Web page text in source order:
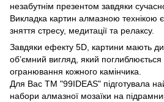
незабутнім презентом завдяки
Викладка картин алмазною технікою
зняття стресу, медитації та релаксу.
Завдяки ефекту 5D, картини мають
об’ємний вигляд, який
огранювання кожного камінчика.
Для Вас ТМ "99IDEAS" підготувала
набори алмазної мозаїки на